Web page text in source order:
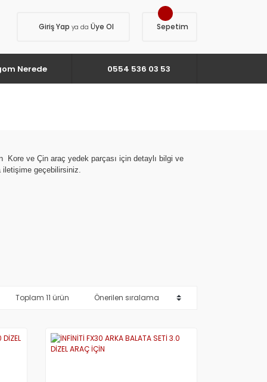
Giriş Yap ya da Üye Ol Sepetim
Nerede 0554 536 03 53
Kore ve Çin araç yedek parçası için detaylı bilgi ve
iletişime geçebilirsiniz.
Toplam 11 ürün